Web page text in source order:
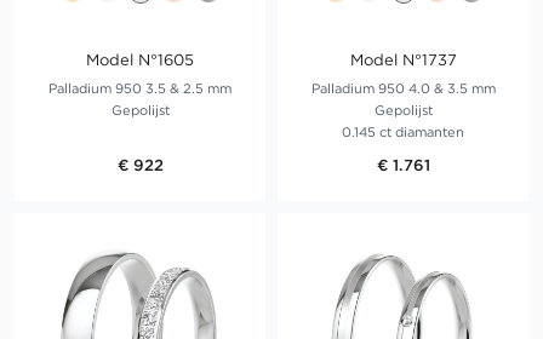
Model N°1605
Palladium 950 3.5 & 2.5 mm
Gepolijst
€ 922
Model N°1737
Palladium 950 4.0 & 3.5 mm
Gepolijst
0.145 ct diamanten
€ 1.761